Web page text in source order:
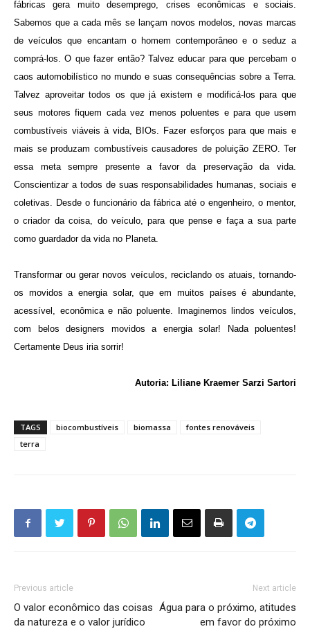
fábricas gera muito desemprego, crises econômicas e sociais.
Sabemos que a cada mês se lançam novos modelos, novas marcas
de veículos que encantam o homem contemporâneo e o seduz a
comprá-los. O que fazer então? Talvez educar para que percebam o
caos automobilístico no mundo e suas consequências sobre a Terra.
Talvez aproveitar todos os que já existem e modificá-los para que
seus motores fiquem cada vez menos poluentes e para que usem
combustíveis viáveis à vida, BIOs. Fazer esforços para que mais e
mais se produzam combustíveis causadores de poluição ZERO. Ter
essa meta sempre presente a favor da preservação da vida.
Conscientizar a todos de suas responsabilidades humanas, sociais e
coletivas. Desde o funcionário da fábrica até o engenheiro, o mentor,
o criador da coisa, do veículo, para que pense e faça a sua parte
como guardador da vida no Planeta.
Transformar ou gerar novos veículos, reciclando os atuais, tornando-
os movidos a energia solar, que em muitos países é abundante,
acessível, econômica e não poluente. Imaginemos lindos veículos,
com belos designers movidos a energia solar! Nada poluentes!
Certamente Deus iria sorrir!
Autoria: Liliane Kraemer Sarzi Sartori
TAGS biocombustíveis biomassa
fontes renováveis
terra
Previous article
O valor econômico das coisas
da natureza e o valor jurídico
Next article
Água para o próximo, atitudes
em favor do próximo